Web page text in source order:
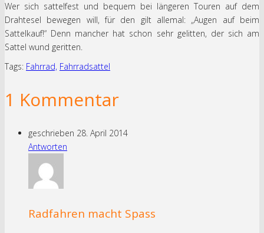
Wer sich sattelfest und bequem bei längeren Touren auf dem
Drahtesel bewegen will, für den gilt allemal: „Augen auf beim
Sattelkauf!“ Denn mancher hat schon sehr gelitten, der sich am
Sattel wund geritten.
Tags: Fahrrad, Fahrradsattel
1 Kommentar
geschrieben 28. April 2014
Antworten
Radfahren macht Spass